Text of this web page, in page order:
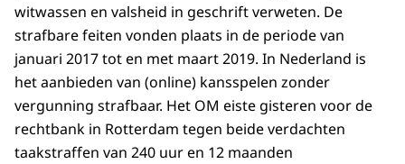
witwassen en valsheid in geschrift verweten. De
strafbare feiten vonden plaats in de periode van
januari 2017 tot en met maart 2019. In Nederland is
het aanbieden van (online) kansspelen zonder
vergunning strafbaar. Het OM eiste gisteren voor de
rechtbank in Rotterdam tegen beide verdachten
taakstraffen van 240 uur en 12 maanden